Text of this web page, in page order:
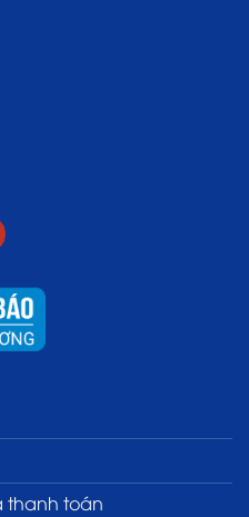
thanh toán